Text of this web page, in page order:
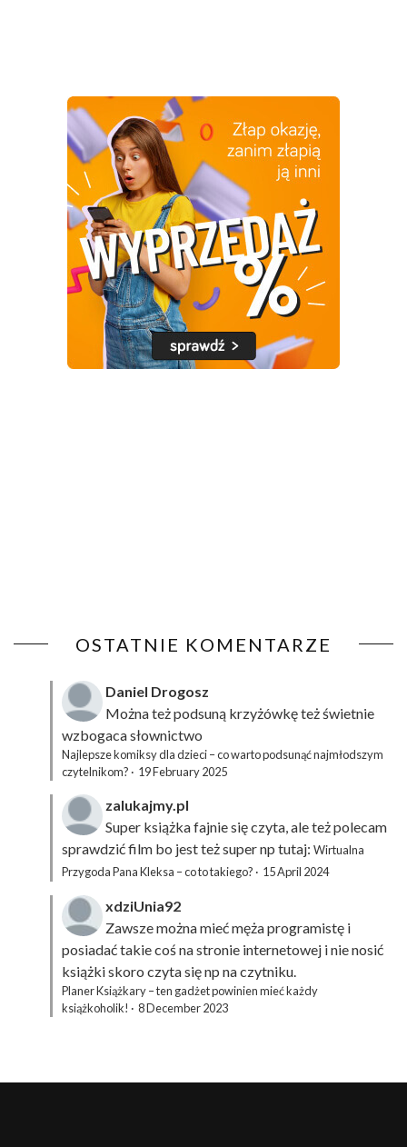
OSTATNIE KOMENTARZE
Daniel Drogosz
Można też podsuną krzyżówkęteż świetnie
wzbogaca słownictwo
Najlepsze komiksy dla dzieci – co warto podsunąć najmłodszym
czytelnikom? · 19 February 2025
zalukajmy.pl
Super książka fajnie się czyta, ale też polecam
sprawdzić film bo jest też super np tutaj: Wirtualna
Przygoda Pana Kleksa – co to takiego? · 15 April 2024
xdziUnia92
Zawsze można mieć męża programistę i
posiadać takie coś na stronie internetowej i nie nosić
książki skoro czyta się np na czytniku.
Planer Książkary – ten gadżet powinien mieć każdy
książkoholik! · 8 December 2023